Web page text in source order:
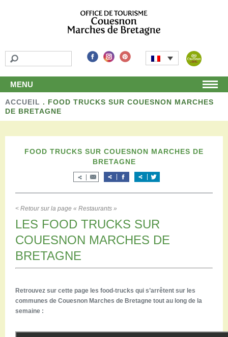
MENU
Accueil
Découvrir
Les activités de loisirs
Autour de chez nous
Boutique
Séjourner
Restaurants
Aires de camping-car
Salles de réception
Aires de pique-nique
Randonnées pédestres
Randonnées équestres
ACCUEIL . FOOD TRUCKS SUR COUESNON MARCHES
DE BRETAGNE
FOOD TRUCKS SUR COUESNON MARCHES DE
BRETAGNE
< Retour sur la page « Restaurants »
LES FOOD TRUCKS SUR
COUESNON MARCHES DE
BRETAGNE
Retrouvez sur cette page les food-trucks qui s’arrêtent sur les
communes de Couesnon Marches de Bretagne tout au long de la
semaine :